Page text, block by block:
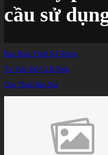
cầu sử
Trang chủ
TIN TỨC
Cách chọn bàn Air
Bàn Bida Thiết Kế Riêng
Tư Vấn Mở CLB Bida
Cho Thuê Bàn Bia